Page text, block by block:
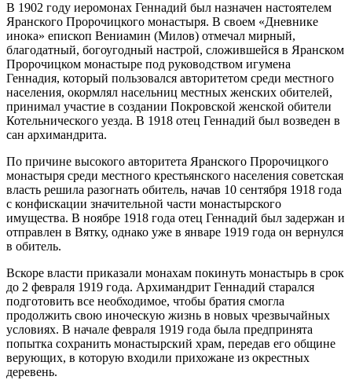
В 1902 году иеромонах Геннадий был назначен настоятелем
Яранского Пророчицкого монастыря. В своем «Дневнике
инока» епископ Вениамин (Милов) отмечал мирный,
благодатный, богоугодный настрой, сложившейся в Яранском
Пророчицком монастыре под руководством игумена
Геннадия, который пользовался авторитетом среди местного
населения, окормлял насельниц местных женских обителей,
принимал участие в создании Покровской женской обители
Котельнического уезда. В 1918 отец Геннадий был возведен в
сан архимандрита.
По причине высокого авторитета Яранского Пророчицкого
монастыря среди местного крестьянского населения советская
власть решила разогнать обитель, начав 10 сентября 1918 года
с конфискации значительной части монастырского
имущества. В ноябре 1918 года отец Геннадий был задержан и
отправлен в Вятку, однако уже в январе 1919 года он вернулся
в обитель.
Вскоре власти приказали монахам покинуть монастырь в срок
до 2 февраля 1919 года. Архимандрит Геннадий старался
подготовить все необходимое, чтобы братия смогла
продолжить свою иноческую жизнь в новых чрезвычайных
условиях. В начале февраля 1919 года была предпринята
попытка сохранить монастырский храм, передав его общине
верующих, в которую входили прихожане из окрестных
деревень.